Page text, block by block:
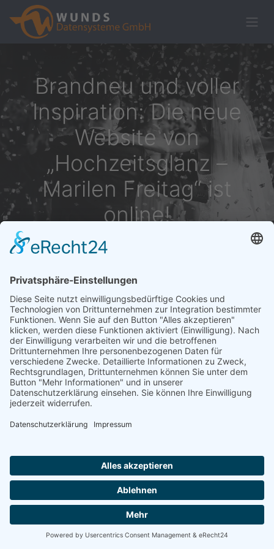
Brandneu und voller
Inspiration: Die neue
Website von
„Hochzeitsglanz –
Marilen Freitag“ ist
online!
Jede Website wird von uns kundenspezifisch und
individuell gestaltet, sodass sie sich nahtlos an
Euer Unternehmen und Euer Corporate Design
einfügt.
Responsive, benutzerfreundlich und mit Full-
Service aus einer Hand – inklusive
✔️ Hosting, ✔️ Updates und ✔️ Backups.
👉 Jetzt vorbeischauen: